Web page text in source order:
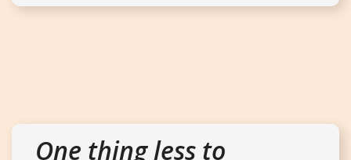
One thing less to